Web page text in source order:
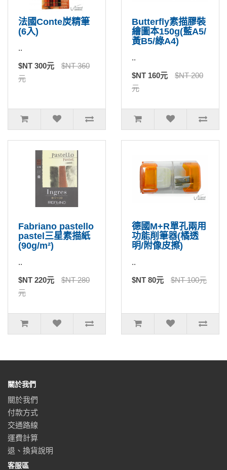
法國Conte炭精筆
(6入)
..
$NT 300元
$NT 360
元
Butterfly素描膠裝
繪圖本150g(藍A5/
黃B5/綠A4)
..
$NT 160元
$NT 200
元
Fabriano pastello
pastel三星素描紙
(90g/m²)
..
$NT 220元
$NT 280
元
德國M+R單孔兩用
功能削筆器(橘透
明/附像皮擦)
..
$NT 80元 $NT 100元
關於我們
關於我們
付款方式
交通路線
運費計算
退、換貨說明
客服區